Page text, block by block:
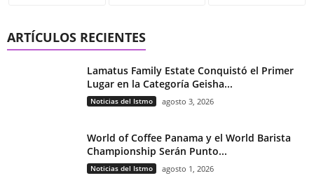
ARTÍCULOS RECIENTES
Lamatus Family Estate Conquistó el Primer
Lugar en la Categoría Geisha...
Noticias del Istmo agosto 3, 2026
World of Coffee Panama y el World Barista
Championship Serán Punto...
Noticias del Istmo agosto 1, 2026